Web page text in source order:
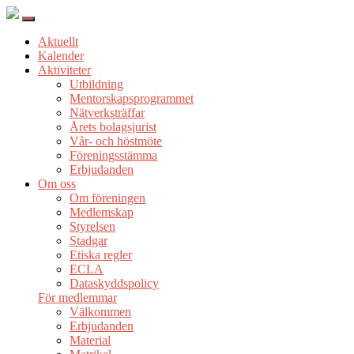
Aktuellt
Kalender
Aktiviteter
Utbildning
Mentorskapsprogrammet
Nätverksträffar
Årets bolagsjurist
Vår- och höstmöte
Föreningsstämma
Erbjudanden
Om oss
Om föreningen
Medlemskap
Styrelsen
Stadgar
Etiska regler
ECLA
Dataskyddspolicy
För medlemmar
Välkommen
Erbjudanden
Material